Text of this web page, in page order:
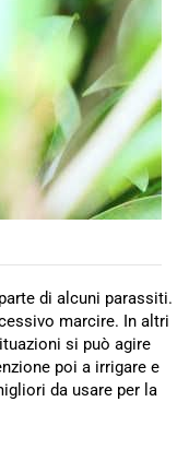
di alcuni parassiti.
marcire. In altri
si può agire
poi a irrigare e
da usare per la